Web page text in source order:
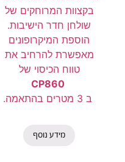
בקצוות המרוחקים של
שולחן חדר הישיבות.
הוספת המיקרופונים
מאפשרת להרחיב את
טווח הכיסוי של
ב 3 מטרים בהתאמה.
מידע נוסף